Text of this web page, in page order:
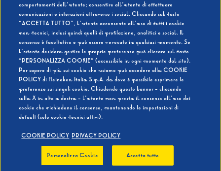
BEVI RESPONSABILMENTE
comportamenti dell’utente; consentire all’utente di effettuare
comunicazioni e interazioni attraverso i social. Cliccando sul tasto
“ACCETTA TUTTO”, l’utente acconsente all’uso di tutti i cookie
non tecnici, inclusi quindi quelli di profilazione, analitici e social. Il
consenso è facoltativo e può essere revocato in qualsiasi momento. Se
l’utente desidera gestire le proprie preferenze può cliccare sul tasto
“PERSONALIZZA COOKIE” (accessibile in ogni momento dal sito).
Per sapere di più sui cookie che usiamo può accedere alla COOKIE
POLICY di Heineken Italia S.p.A. da dove è possibile esprimere le
preferenze sui singoli cookie. Chiudendo questo banner - cliccando
sulla X in alto a destra - l’utente non presta il consenso all’uso dei
cookie che richiedono il consenso, mantenendo le impostazioni di
default (solo cookie tecnici attivi).
COOKIE POLICY PRIVACY POLICY
Personalizza Cookie Accetta tutto